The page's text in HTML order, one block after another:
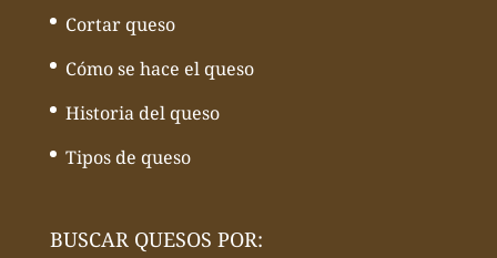
Cortar queso
Cómo se hace el queso
Historia del queso
Tipos de queso
BUSCAR QUESOS POR: